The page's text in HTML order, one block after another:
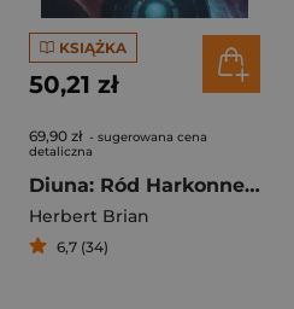
KSIĄŻKA
50,21 zł
69,90 zł - sugerowana cena
detaliczna
Diuna: Ród Harkonnenów. Tom 2
Herbert Brian
6,7 (34)